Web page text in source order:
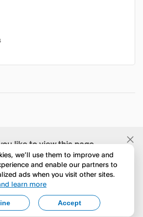
like to view this page
in English?
seguir navegando
change to English
we’ll use them to improve and
and enable our partners to
ads when you visit other sites.
learn more
Accept